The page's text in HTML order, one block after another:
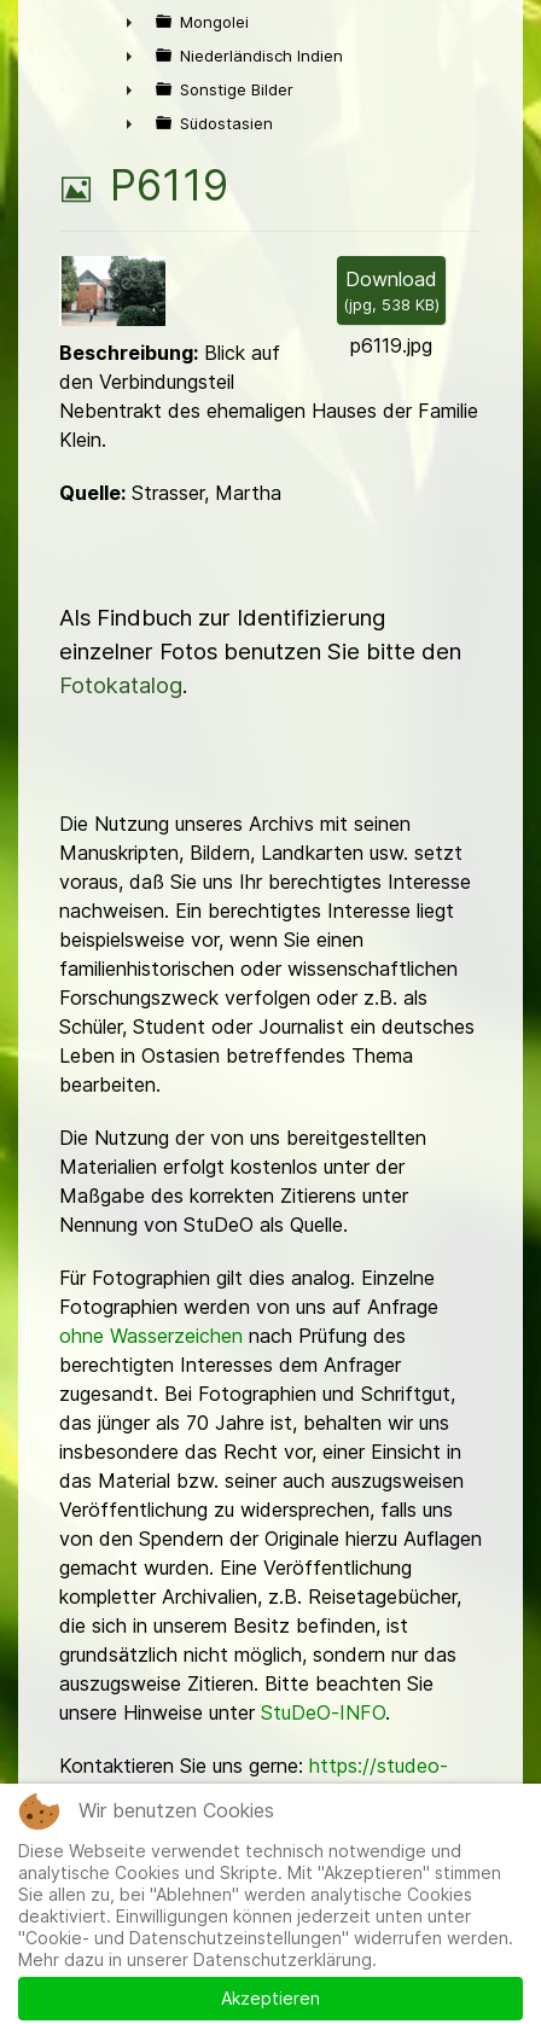
►
►
Mongolei
►
Niederländisch Indien
►
Sonstige Bilder
Südostasien
B
l
d
P6119
Download
(jpg, 538 KB)
p6119.jpg
Beschreibung: Blick auf
den Verbindungsteil
Nebentrakt des ehemaligen Hauses der Familie
Klein.
Quelle: Strasser, Martha
Als Findbuch zur Identifizierung
einzelner Fotos benutzen Sie bitte den
Fotokatalog.
Die Nutzung unseres Archivs mit seinen
Manuskripten, Bildern, Landkarten usw. setzt
voraus, daß Sie uns Ihr berechtigtes Interesse
nachweisen. Ein berechtigtes Interesse liegt
beispielsweise vor, wenn Sie einen
familienhistorischen oder wissenschaftlichen
Forschungszweck verfolgen oder z.B. als
Schüler, Student oder Journalist ein deutsches
Leben in Ostasien betreffendes Thema
bearbeiten.
Die Nutzung der von uns bereitgestellten
Materialien erfolgt kostenlos unter der
Maßgabe des korrekten Zitierens unter
Nennung von StuDeO als Quelle.
Für Fotographien gilt dies analog. Einzelne
Fotographien werden von uns auf Anfrage
ohne Wasserzeichen nach Prüfung des
berechtigten Interesses dem Anfrager
zugesandt. Bei Fotographien und Schriftgut,
das jünger als 70 Jahre ist, behalten wir uns
insbesondere das Recht vor, einer Einsicht in
das Material bzw. seiner auch auszugsweisen
Veröffentlichung zu widersprechen, falls uns
von den Spendern der Originale hierzu Auflagen
gemacht wurden. Eine Veröffentlichung
kompletter Archivalien, z.B. Reisetagebücher,
die sich in unserem Besitz befinden, ist
grundsätzlich nicht möglich, sondern nur das
auszugsweise Zitieren. Bitte beachten Sie
unsere Hinweise unter StuDeO-INFO.
Kontaktieren Sie uns gerne: https://studeo-
Mitglieder|Impressum|Datenschutzerklärung|Cookie-
und Datenschutzeinstellungen
Wir benutzen Cookies
Diese Webseite verwendet technisch notwendige und
analytische Cookies und Skripte. Mit "Akzeptieren" stimmen
Sie allen zu, bei "Ablehnen" werden analytische Cookies
deaktiviert. Einwilligungen können jederzeit unten unter
"Cookie- und Datenschutzeinstellungen" widerrufen werden.
Mehr dazu in unserer Datenschutzerklärung.
Akzeptieren